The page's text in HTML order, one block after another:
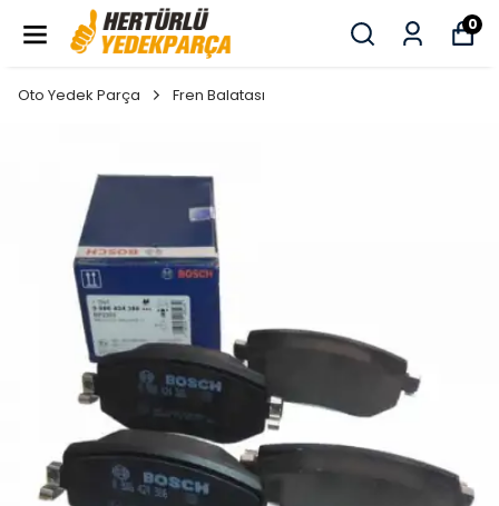
0
Oto Yedek Parça Fren Balatası